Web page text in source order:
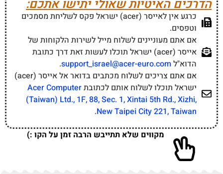
הדרכים האיטיות שאולי יתישו אתכם:
כרגע אין לאייסר (acer) ישראל פקס לשליחת מסמכים
וטפסים.
אם אתם מעוניינים לשלוח מייל לשירות הלקוחות של
אייסר (acer) ישראל תוכלו לעשות זאת דרך כתובת
הדוא"ל support_israel@acer-euro.com
.
אם אתם צריכים לשלוח מכתבים בדואר אל אייסר (acer)
ישראל תוכלו לשלוח אותם לכתובתAcer Computer
(Taiwan) Ltd., 1F, 88, Sec. 1, Xintai 5th Rd., Xizhi,
New Taipei City 221, Taiwan
.
מקווים שלא תתייבש הרבה זמן על הקו :)